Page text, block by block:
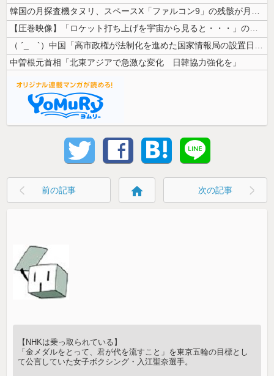
韓国の月探査機タヌリ、スペースX「ファルコン9」の残骸が月面に衝突する...
【圧巻映像】「ロケット打ち上げを宇宙から見ると・・・」の動画が衝撃的
（ ´_ゝ`）中国「高市政権が法制化を進めた国家情報局の設置日が7月3...
中曽根元首相「北東アジアで急激な変化 日韓協力強化を」
前の記事 home 次の記事
【NHKは乗っ取られている】
「金メダルをとって、君が代を流すこと」を東京五輪の目標とし
て公言していた女子ボクシング・入江聖奈選手。